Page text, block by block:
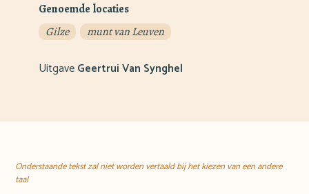
Genoemde locaties
Gilze
munt van Leuven
UitgaveGeertrui Van Synghel
Onderstaande tekst zal niet worden vertaald bij het kiezen van een andere
taal